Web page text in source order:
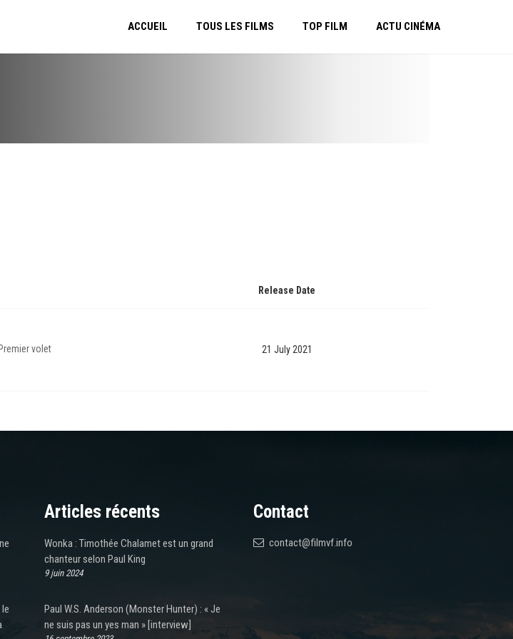
ACCUEIL TOUS LES FILMS TOP FILM ACTU CINÉMA
Release Date
volet 21 July 2021
Articles récents
Wonka : Timothée Chalamet est un grand
chanteur selon Paul King
9 juin 2024
Paul W.S. Anderson (Monster Hunter) : « Je
ne suis pas un yes man » [interview]
Contact
contact@filmvf.info